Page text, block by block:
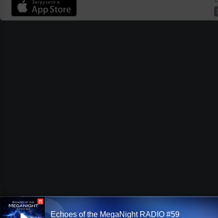
П
Echoes of the MegaNight RADIO #59